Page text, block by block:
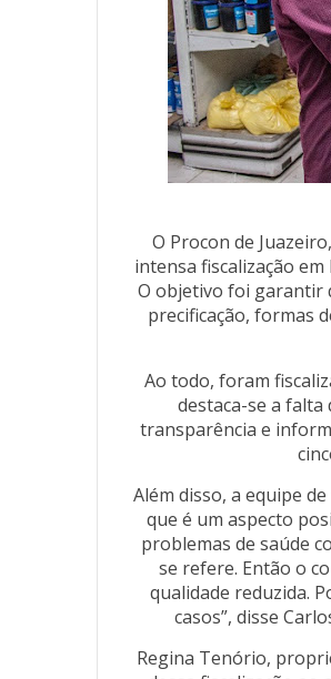
O Procon de
intensa fiscalização
O objetivo foi garantir
precificação, formas
Ao todo, foram
destaca-se a falta
transparência e
Além disso, a equipe
que é um aspecto
problemas de saúde
se refere. Então o
qualidade reduzida.
casos”, disse
Regina Tenório,